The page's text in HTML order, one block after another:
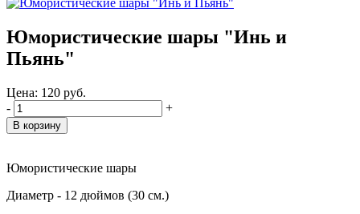
Юмористические шары "Инь и
Пьянь"
Цена: 120 руб.
-
+
Юмористические шары
Диаметр - 12 дюймов (30 см.)